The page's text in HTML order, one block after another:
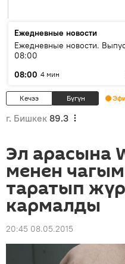
Ежедневные новости
Ежедневные новости.
08:00
08:00 4 мин
Кечээ Бүгүн
г. Бишкек 89.3
Эл арасына
менен
таратып
кармалды
20:45 08.05.2015